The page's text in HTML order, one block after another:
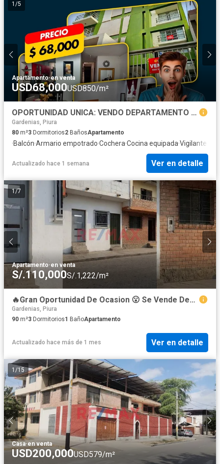
1 /5
Apartamento·en venta
USD68,000USD850/m²
OPORTUNIDAD UNICA: VENDO DEPARTAMENTO CERCA AL PARQUE QUIÑONES, CASTILLA
Gardenias, Piura
80 m²3 Dormitorios2 BañosApartamento
·Balcón·Armario empotrado·Cochera·Cocina equipada·Vigilante
Actualizado hace 1 semana Ver en detalle
1/7
Apartamento·en venta
S/.110,000S/.1,222/m²
🔥Gran Oportunidad De Ocasion 😮 Se Vende Departamento 1 Piso 📮 Calle Libertad 521 Castilla 📐 90 M2
Gardenias, Piura
90 m²3 Dormitorios1 BañoApartamento
Actualizado hace más de 1 mes Ver en detalle
1 /15
Casa·en venta
USD200,000USD579/m²